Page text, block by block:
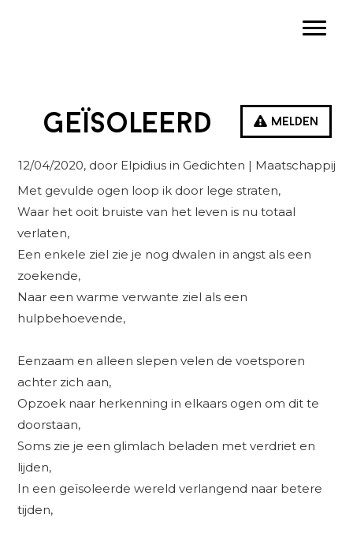
Melden
Geïsoleerd
12/04/2020, door Elpidius in Gedichten | Maatschappij
Met gevulde ogen loop ik door lege straten,
Waar het ooit bruiste van het leven is nu totaal
verlaten,
Een enkele ziel zie je nog dwalen in angst als een
zoekende,
Naar een warme verwante ziel als een
hulpbehoevende,
Eenzaam en alleen slepen velen de voetsporen
achter zich aan,
Opzoek naar herkenning in elkaars ogen om dit te
doorstaan,
Soms zie je een glimlach beladen met verdriet en
lijden,
In een geïsoleerde wereld verlangend naar betere
tijden,